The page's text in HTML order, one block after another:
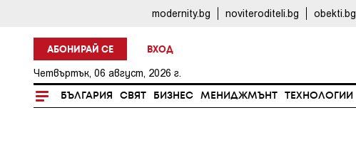
modernity.bg noviteroditeli.bg obekti.bg
АБОНИРАЙ СЕ ВХОД
Четвъртък, 06 август, 2026 г.
БЪЛГАРИЯ СВЯТ БИЗНЕС МЕНИДЖМЪНТ ТЕХНОЛОГИИ